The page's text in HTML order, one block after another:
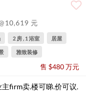
元
2 房 , 1 浴室 居屋
雅致装修
售 $480 万元
firm卖.楼可睇.价可议.